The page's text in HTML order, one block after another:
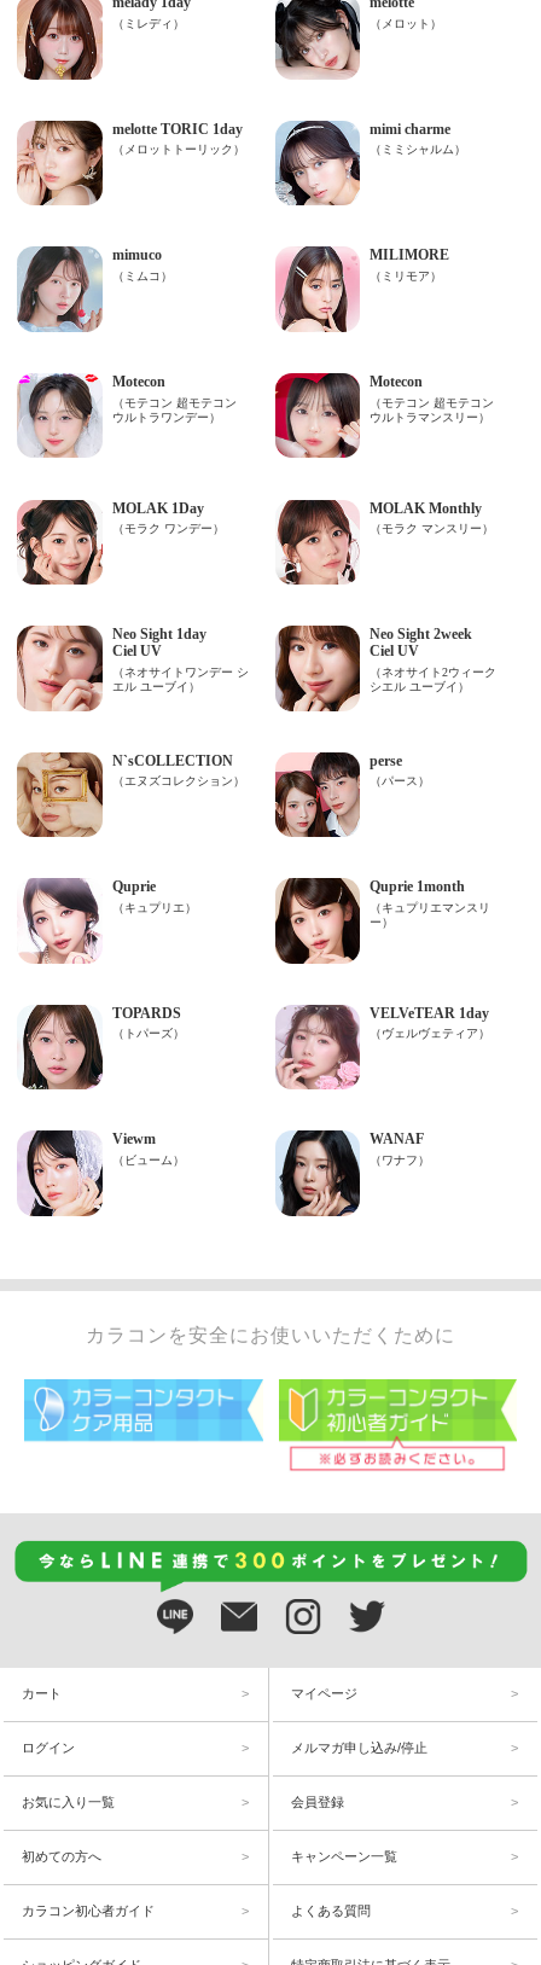
カラコンを安全にお使いいただくために
カート マイページ
ログイン メルマガ申し込み/停止
お気に入り一覧 会員登録
初めての方へ キャンペーン一覧
カラコン初心者ガイド よくある質問